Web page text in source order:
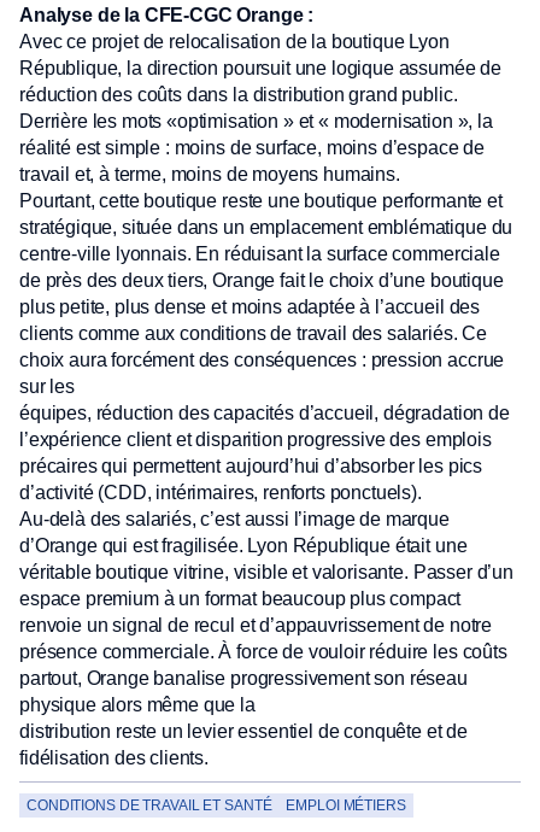
Analyse de la CFE-CGC Orange :
Avec ce projet de relocalisation de la boutique Lyon
République, la direction poursuit une logique assumée de
réduction des coûts dans la distribution grand public.
Derrière les mots «optimisation » et « modernisation », la
réalité est simple : moins de surface, moins d’espace de
travail et, à terme, moins de moyens humains.
Pourtant, cette boutique reste une boutique performante et
stratégique, située dans un emplacement emblématique du
centre-ville lyonnais. En réduisant la surface commerciale
de près des deux tiers, Orange fait le choix d’une boutique
plus petite, plus dense et moins adaptée à l’accueil des
clients comme aux conditions de travail des salariés. Ce
choix aura forcément des conséquences : pression accrue
sur les
équipes, réduction des capacités d’accueil, dégradation de
l’expérience client et disparition progressive des emplois
précaires qui permettent aujourd’hui d’absorber les pics
d’activité (CDD, intérimaires, renforts ponctuels).
Au-delà des salariés, c’est aussi l’image de marque
d’Orange qui est fragilisée. Lyon République était une
véritable boutique vitrine, visible et valorisante. Passer d’un
espace premium à un format beaucoup plus compact
renvoie un signal de recul et d’appauvrissement de notre
présence commerciale. À force de vouloir réduire les coûts
partout, Orange banalise progressivement son réseau
physique alors même que la
distribution reste un levier essentiel de conquête et de
fidélisation des clients.
CONDITIONS DE TRAVAIL ET SANTÉ EMPLOI MÉTIERS